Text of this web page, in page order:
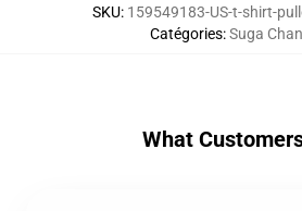
SKU: 159549183-US-t-shirt-
Catégories:Suga
What